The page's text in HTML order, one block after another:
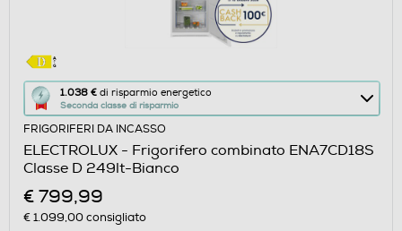
1.038 € di risparmio energetico
Seconda classe di risparmio
Questa
azione
aprirà
il
Calcolatore
di
risparmio
FRIGORIFERI DA INCASSO
ELECTROLUX - Frigorifero combinato ENA7CD18S
Classe D 249lt-Bianco
€ 799,99
€ 1.099,00consigliato